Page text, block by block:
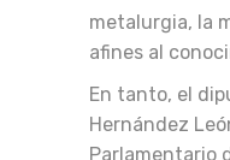
metalurgia, la
afines al
En tanto, el
Hernández
Parlamentario